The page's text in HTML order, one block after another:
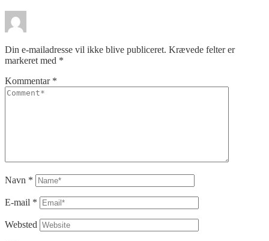
Din e-mailadresse vil ikke blive publiceret. Krævede felter er
markeret med *
Kommentar *
Navn *
E-mail *
Websted